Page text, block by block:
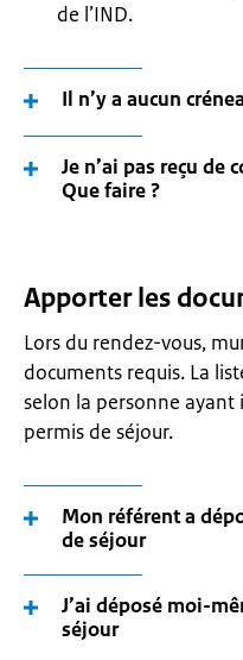
de l’IND.
Il n’y a aucun
Je n’ai pas reçu
Que faire ?
Apporter les
Lors du rendez-vous,
documents requis. La
selon la personne
permis de séjour.
Mon référent a
de séjour
J’ai déposé moi-
séjour